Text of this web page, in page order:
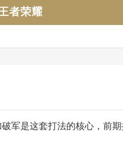
者荣耀
军是这套打法的核心，前